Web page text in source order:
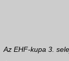
Az EHF-kupa 3.